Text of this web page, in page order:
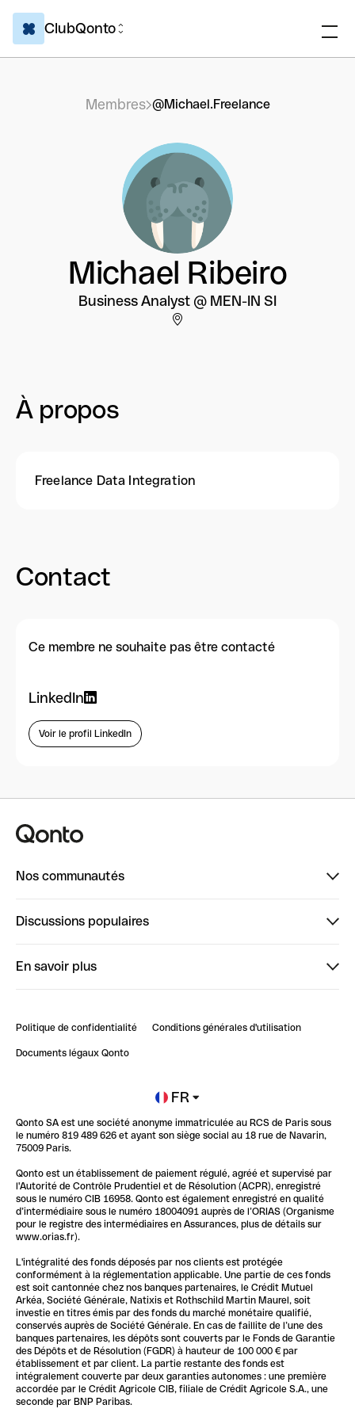
ClubQonto
Membres @Michael.Freelance
Michael Ribeiro
Business Analyst @ MEN-IN SI
À propos
Freelance Data Integration
Contact
Ce membre ne souhaite pas être contacté
LinkedIn
Voir le profil LinkedIn
Nos communautés
ClubQonto
Discussions populaires
Impact de l'IA sur les carrières/productivité
En savoir plus
Blog
Newsroom
Glossaire finance
Politique de confidentialité Conditions générales d'utilisation
Documents légaux Qonto
FR
Qonto SA est une société anonyme immatriculée au RCS de Paris sous
le numéro 819 489 626 et ayant son siège social au 18 rue de Navarin,
75009 Paris.
Qonto est un établissement de paiement régulé, agréé et supervisé par
l'Autorité de Contrôle Prudentiel et de Résolution (ACPR), enregistré
sous le numéro CIB 16958. Qonto est également enregistré en qualité
d’intermédiaire sous le numéro 18004091 auprès de l’ORIAS (Organisme
pour le registre des intermédiaires en Assurances, plus de détails sur
www.orias.fr).
L'intégralité des fonds déposés par nos clients est protégée
conformément à la réglementation applicable. Une partie de ces fonds
est soit cantonnée chez nos banques partenaires, le Crédit Mutuel
Arkéa, Société Générale, Natixis et Rothschild Martin Maurel, soit
investie en titres émis par des fonds du marché monétaire qualifié,
conservés auprès de Société Générale. En cas de faillite de l’une des
banques partenaires, les dépôts sont couverts par le Fonds de Garantie
des Dépôts et de Résolution (FGDR) à hauteur de 100 000 € par
établissement et par client. La partie restante des fonds est
intégralement couverte par deux garanties autonomes : une première
accordée par le Crédit Agricole CIB, filiale de Crédit Agricole S.A., une
seconde par BNP Paribas.